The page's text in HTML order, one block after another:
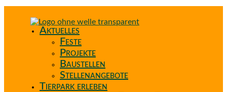
Aktuelles
Feste
Projekte
Baustellen
Stellenangebote
Tierpark erleben